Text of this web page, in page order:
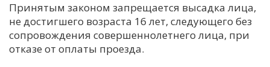
У
Принятым законом запрещается высадка лица,
не достигшего возраста 16 лет, следующего без
сопровождения совершеннолетнего лица, при
отказе от оплаты проезда.